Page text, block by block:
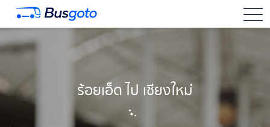
ร้อยเอ็ด ไป เชียงใหม่